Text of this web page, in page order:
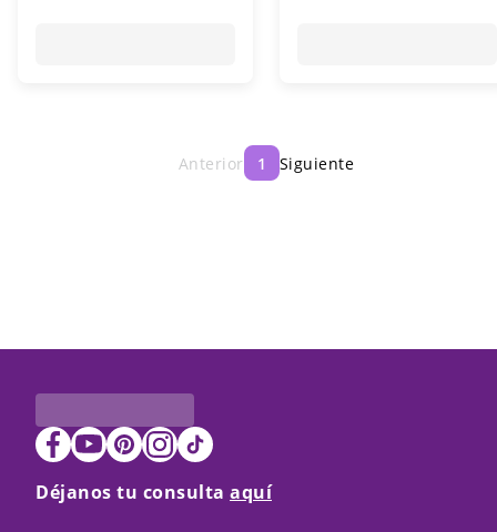
Anterior 1 Siguiente
Déjanos tu consulta aquí